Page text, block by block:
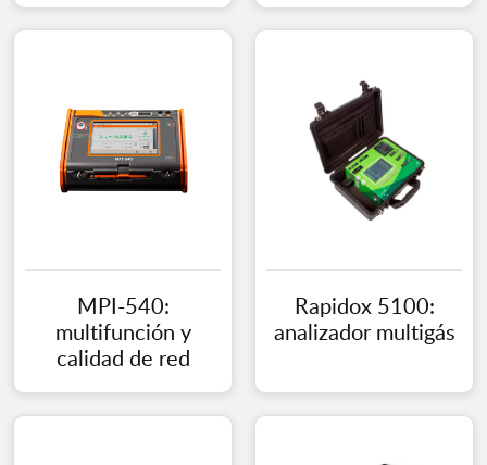
MPI-540:
multifunción y
calidad de red
Rapidox 5100:
analizador multigás